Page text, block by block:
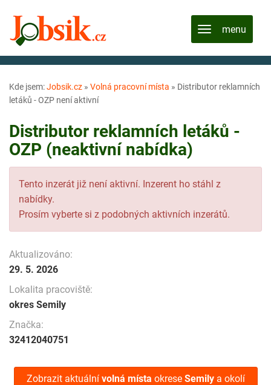
Kde jsem:Jobsik.cz » Volná pracovní místa » Distributor reklamních
letáků - OZP není aktivní
Distributor reklamních letáků -
OZP (neaktivní nabídka)
Tento inzerát již není aktivní. Inzerent ho stáhl z
nabídky.
Prosím vyberte si z podobných aktivních inzerátů.
Aktualizováno:
29. 5. 2026
Lokalita pracoviště:
okres Semily
Značka:
32412040751
Zobrazit aktuální volná místa okrese Semilya okolí